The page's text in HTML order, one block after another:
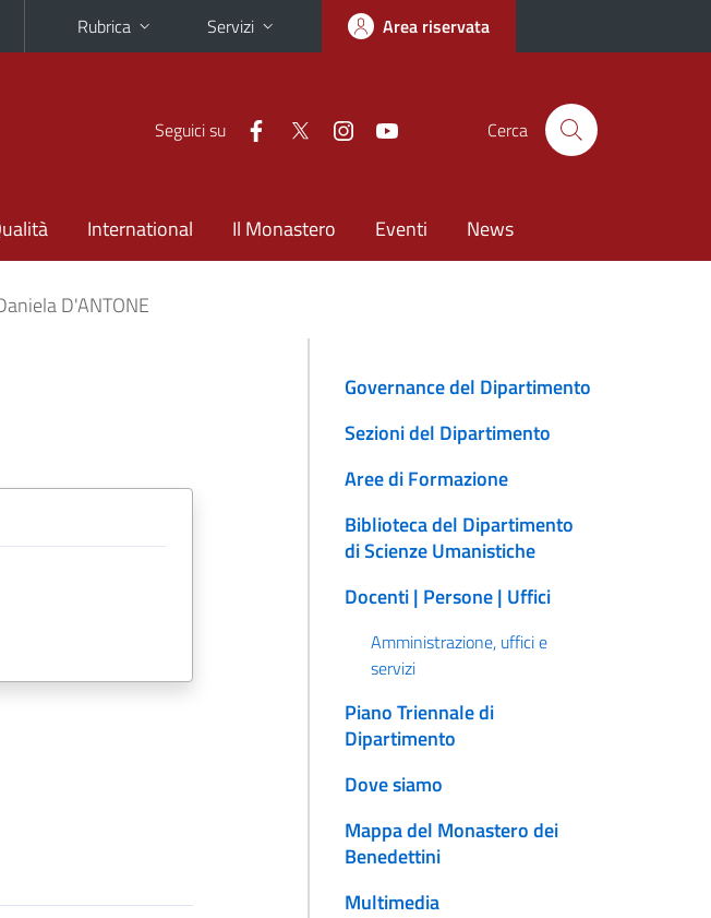
Rubrica Servizi Area riservata
Seguici su Cerca
International Il Monastero Eventi News
D'ANTONE
Governance del Dipartimento
Sezioni del Dipartimento
Aree di Formazione
Biblioteca del Dipartimento
di Scienze Umanistiche
Docenti | Persone | Uffici
Amministrazione, uffici e
servizi
Piano Triennale di
Dipartimento
Dove siamo
Mappa del Monastero dei
Benedettini
Multimedia